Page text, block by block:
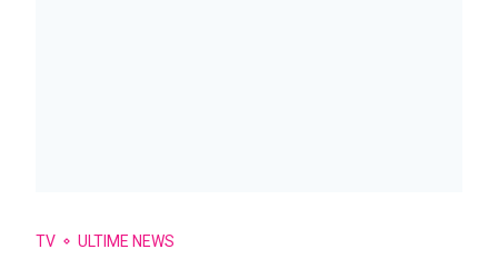
TV ULTIME NEWS